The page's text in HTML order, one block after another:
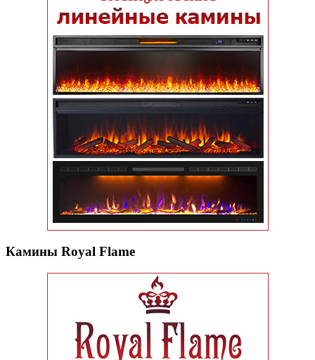
Камины Royal Flame